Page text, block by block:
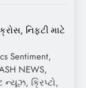
નિફ્ટી માટે
Sentiment,
NEWS,
ન્યૂઝ, ક્રિપ્ટો,